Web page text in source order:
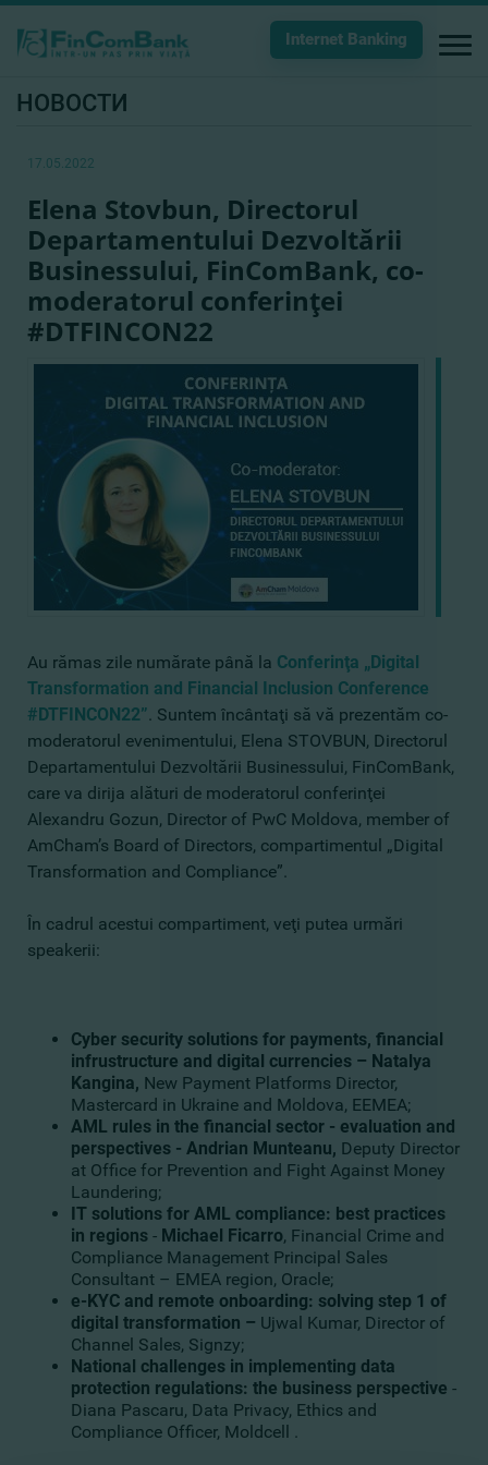
Internet Banking
НОВОСТИ
17.05.2022
Elena Stovbun, Directorul
Departamentului Dezvoltării
Businessului, FinComBank, co-
moderatorul conferinţei
#DTFINCON22
Au rămas zile numărate până la Conferinţa „Digital
Transformation and Financial Inclusion Conference
#DTFINCON22”. Suntem încântaţi să vă prezentăm co-
moderatorul evenimentului, Elena STOVBUN, Directorul
Departamentului Dezvoltării Businessului, FinComBank,
care va dirija alături de moderatorul conferinţei
Alexandru Gozun, Director of PwC Moldova, member of
AmCham’s Board of Directors, compartimentul „Digital
Transformation and Compliance”.
În cadrul acestui compartiment, veţi putea urmări
speakerii:
Cyber security solutions for payments, financial
infrustructure and digital currencies – Natalya
Kangina, New Payment Platforms Director,
Mastercard in Ukraine and Moldova, EEMEA;
AML rules in the financial sector - evaluation and
perspectives - Andrian Munteanu, Deputy Director
at Office for Prevention and Fight Against Money
Laundering;
IT solutions for AML compliance: best practices
in regions - Michael Ficarro, Financial Crime and
Compliance Management Principal Sales
Consultant – EMEA region, Oracle;
e-KYC and remote onboarding: solving step 1 of
digital transformation – Ujwal Kumar, Director of
Channel Sales, Signzy;
National challenges in implementing data
protection regulations: the business perspective -
Diana Pascaru, Data Privacy, Ethics and
Compliance Officer, Moldcell .